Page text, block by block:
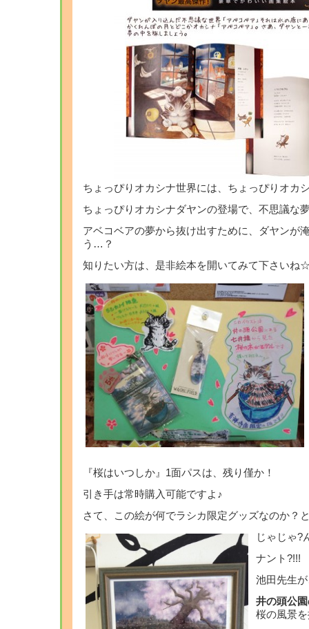
ちょっぴりオカシナ世界には、ちょっぴりオカ
ちょっぴりオカシナダヤンの登場で、不思議な
アベコベアの夢から抜け出すために、ダヤンが
う…？
知りたい方は、是非絵本を開いてみて下さいね
『桜はいつしか』1面パスは、残り僅か！
引き手は常時購入可能ですよ♪
さて、この絵が何でラシカ限定グッズなのか？
じゃじゃ?
ナント?!!!
池田先生
井の頭公
桜の風景